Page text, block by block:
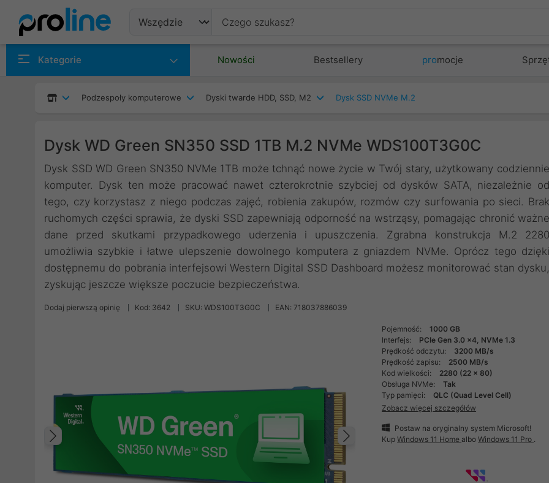
Kategorie Nowości Bestsellery promocje
Podzespoły komputerowe Dyski twarde HDD, SSD, M2 Dysk SSD NVMe M.2
Dysk WD Green SN350 SSD 1TB M.2 NVMe WDS100T3G0C
Dysk SSD WD Green SN350 NVMe 1TB może tchnąć nowe życie w Twój stary, użytkowany codziennie
komputer. Dysk ten może pracować nawet czterokrotnie szybciej od dysków SATA, niezależnie od
tego, czy korzystasz z niego podczas zajęć, robienia zakupów, rozmów czy surfowania po sieci. Brak
ruchomych części sprawia, że dyski SSD zapewniają odporność na wstrząsy, pomagając chronić ważne
dane przed skutkami przypadkowego uderzenia i upuszczenia. Zgrabna konstrukcja M.2 2280
umożliwia szybkie i łatwe ulepszenie dowolnego komputera z gniazdem NVMe. Oprócz tego dzięki
dostępnemu do pobrania interfejsowi Western Digital SSD Dashboard możesz monitorować stan dysku,
zyskując jeszcze większe poczucie bezpieczeństwa.
Dodaj pierwszą opinię Kod: 3642 SKU: WDS100T3G0C EAN: 718037886039
Następny
Poprzedni
Pojemność:
1000 GB
Interfejs:
PCIe Gen 3.0 x4, NVMe 1.3
Prędkość odczytu:
3200 MB/s
Prędkość zapisu:
2500 MB/s
Kod wielkości:
2280 (22 x 80)
Obsługa NVMe:
Tak
Typ pamięci:
QLC (Quad Level Cell)
Zobacz więcej szczegółów
Postaw na oryginalny system Microsoft!
KupWindows 11 HomealboWindows 11 Pro .